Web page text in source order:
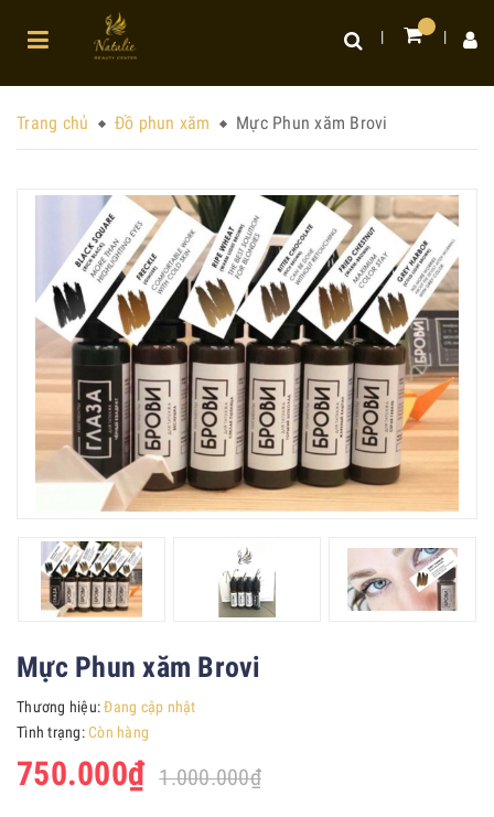
Trang chủ Đồ phun xăm Mực Phun xăm Brovi
Mực Phun xăm Brovi
Thương hiệu:Đang cập nhật
Tình trạng:Còn hàng
750.000₫ 1.000.000₫